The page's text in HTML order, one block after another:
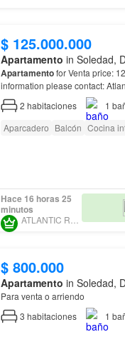
$ 125.000.000
Apartamento in Soledad,
Apartamentofor Venta price:
information please contact:
2 habitaciones 1
Aparcadero Balcón Cocina
Hace 16 horas 25
minutos
ATLANTIC REALTY
$ 800.000
Apartamento in Soledad,
Para venta o arriendo
3 habitaciones 1